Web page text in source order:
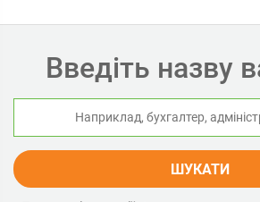
Введіть назву
ШУКАТИ